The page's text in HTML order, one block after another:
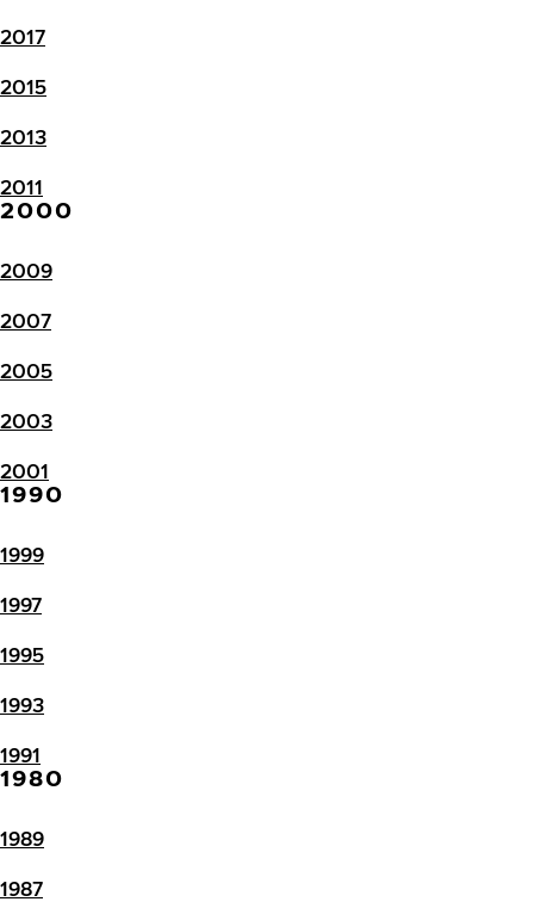
2017
2015
2013
2011
2000
2009
2007
2005
2003
2001
1990
1999
1997
1995
1993
1991
1980
1989
1987